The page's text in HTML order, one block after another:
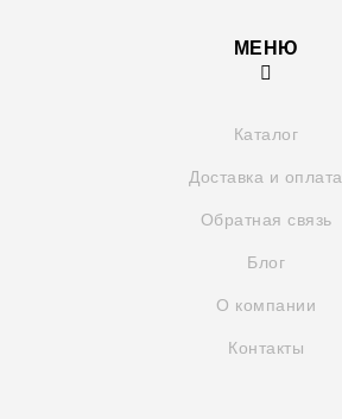
МЕНЮ
Каталог
Доставка и оплата
Обратная связь
Блог
О компании
Контакты